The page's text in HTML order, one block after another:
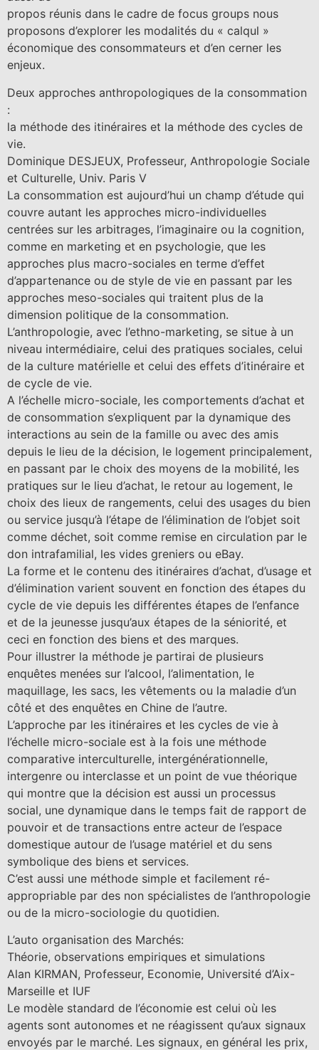
propos réunis dans le cadre de focus groups nous
proposons d’explorer les modalités du « calqul »
économique des consommateurs et d’en cerner les
enjeux.
Deux approches anthropologiques de la consommation
:
la méthode des itinéraires et la méthode des cycles de
vie.
Dominique DESJEUX, Professeur, Anthropologie Sociale
et Culturelle, Univ. Paris V
La consommation est aujourd’hui un champ d’étude qui
couvre autant les approches micro-individuelles
centrées sur les arbitrages, l’imaginaire ou la cognition,
comme en marketing et en psychologie, que les
approches plus macro-sociales en terme d’effet
d’appartenance ou de style de vie en passant par les
approches meso-sociales qui traitent plus de la
dimension politique de la consommation.
L’anthropologie, avec l’ethno-marketing, se situe à un
niveau intermédiaire, celui des pratiques sociales, celui
de la culture matérielle et celui des effets d’itinéraire et
de cycle de vie.
A l’échelle micro-sociale, les comportements d’achat et
de consommation s’expliquent par la dynamique des
interactions au sein de la famille ou avec des amis
depuis le lieu de la décision, le logement principalement,
en passant par le choix des moyens de la mobilité, les
pratiques sur le lieu d’achat, le retour au logement, le
choix des lieux de rangements, celui des usages du bien
ou service jusqu’à l’étape de l’élimination de l’objet soit
comme déchet, soit comme remise en circulation par le
don intrafamilial, les vides greniers ou eBay.
La forme et le contenu des itinéraires d’achat, d’usage et
d’élimination varient souvent en fonction des étapes du
cycle de vie depuis les différentes étapes de l’enfance
et de la jeunesse jusqu’aux étapes de la séniorité, et
ceci en fonction des biens et des marques.
Pour illustrer la méthode je partirai de plusieurs
enquêtes menées sur l’alcool, l’alimentation, le
maquillage, les sacs, les vêtements ou la maladie d’un
côté et des enquêtes en Chine de l’autre.
L’approche par les itinéraires et les cycles de vie à
l’échelle micro-sociale est à la fois une méthode
comparative interculturelle, intergénérationnelle,
intergenre ou interclasse et un point de vue théorique
qui montre que la décision est aussi un processus
social, une dynamique dans le temps fait de rapport de
pouvoir et de transactions entre acteur de l’espace
domestique autour de l’usage matériel et du sens
symbolique des biens et services.
C’est aussi une méthode simple et facilement ré-
appropriable par des non spécialistes de l’anthropologie
ou de la micro-sociologie du quotidien.
L’auto organisation des Marchés:
Théorie, observations empiriques et simulations
Alan KIRMAN, Professeur, Economie, Université d’Aix-
Marseille et IUF
Le modèle standard de l’économie est celui où les
agents sont autonomes et ne réagissent qu’aux signaux
envoyés par le marché. Les signaux, en général les prix,